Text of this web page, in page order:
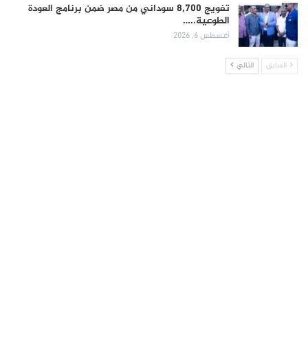
تفويج 8,700 سوداني من مصر ضمن برنامج العودة
الطوعية..…
أغسطس 6, 2026
السابق التالي